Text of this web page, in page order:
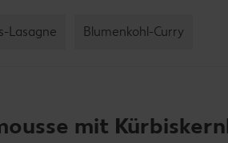
Lasagne Blumenkohl-Curry
mit